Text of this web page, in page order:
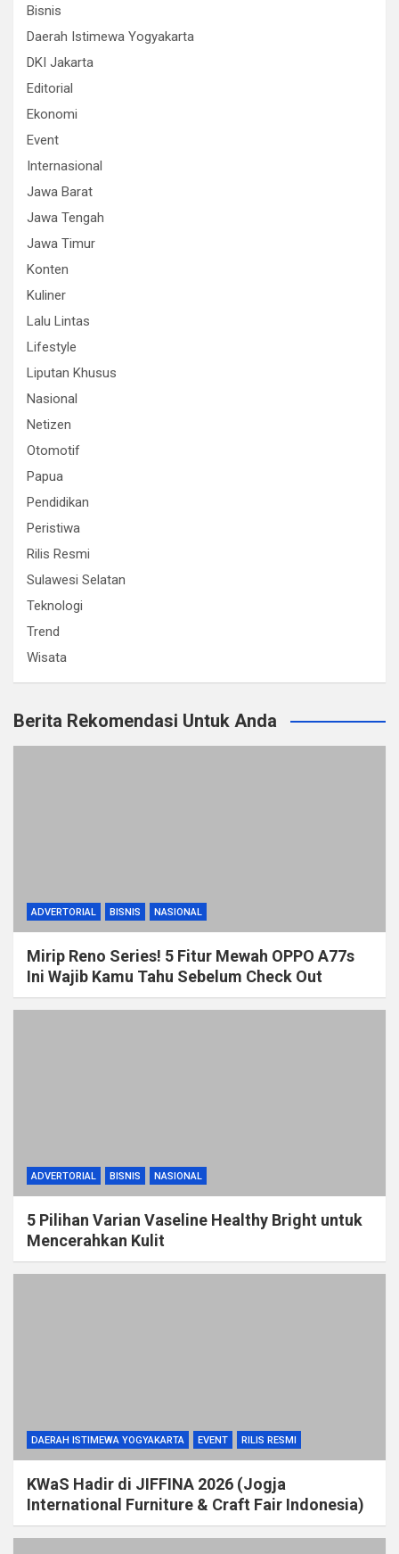
Bisnis
Daerah Istimewa Yogyakarta
DKI Jakarta
Editorial
Ekonomi
Event
Internasional
Jawa Barat
Jawa Tengah
Jawa Timur
Konten
Kuliner
Lalu Lintas
Lifestyle
Liputan Khusus
Nasional
Netizen
Otomotif
Papua
Pendidikan
Peristiwa
Rilis Resmi
Sulawesi Selatan
Teknologi
Trend
Wisata
Berita Rekomendasi Untuk Anda
ADVERTORIAL BISNIS NASIONAL
Mirip Reno Series! 5 Fitur Mewah OPPO A77s
Ini Wajib Kamu Tahu Sebelum Check Out
ADVERTORIAL BISNIS NASIONAL
5 Pilihan Varian Vaseline Healthy Bright untuk
Mencerahkan Kulit
DAERAH ISTIMEWA YOGYAKARTA EVENT RILIS RESMI
KWaS Hadir di JIFFINA 2026 (Jogja
International Furniture & Craft Fair Indonesia)